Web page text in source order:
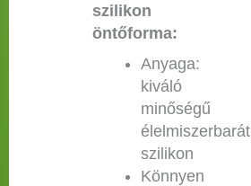
szilikon
öntőforma:
Anyaga:
kiváló
minőségű
élelmiszerbarát
szilikon
Könnyen